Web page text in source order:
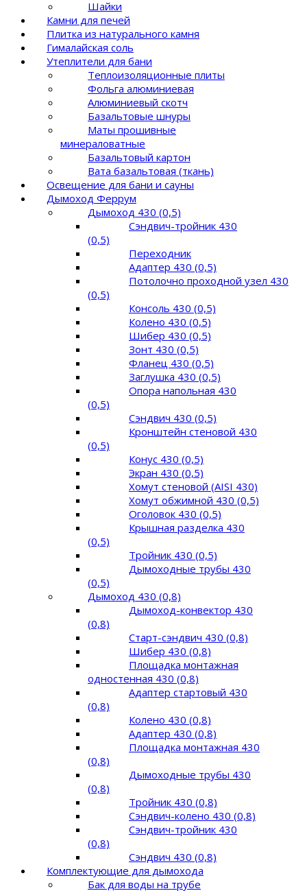
Шайки
Камни для печей
Плитка из натурального камня
Гималайская соль
Утеплители для бани
Теплоизоляционные плиты
Фольга алюминиевая
Алюминиевый скотч
Базальтовые шнуры
Маты прошивные
минераловатные
Базальтовый картон
Вата базальтовая (ткань)
Освещение для бани и сауны
Дымоход Феррум
Дымоход 430 (0,5)
Сэндвич-тройник 430
(0,5)
Переходник
Адаптер 430 (0,5)
Потолочно проходной узел 430
(0,5)
Консоль 430 (0,5)
Колено 430 (0,5)
Шибер 430 (0,5)
Зонт 430 (0,5)
Фланец 430 (0,5)
Заглушка 430 (0,5)
Опора напольная 430
(0,5)
Сэндвич 430 (0,5)
Кронштейн стеновой 430
(0,5)
Конус 430 (0,5)
Экран 430 (0,5)
Хомут стеновой (AISI 430)
Хомут обжимной 430 (0,5)
Оголовок 430 (0,5)
Крышная разделка 430
(0,5)
Тройник 430 (0,5)
Дымоходные трубы 430
(0,5)
Дымоход 430 (0,8)
Дымоход-конвектор 430
(0,8)
Старт-сэндвич 430 (0,8)
Шибер 430 (0,8)
Площадка монтажная
одностенная 430 (0,8)
Адаптер стартовый 430
(0,8)
Колено 430 (0,8)
Адаптер 430 (0,8)
Площадка монтажная 430
(0,8)
Дымоходные трубы 430
(0,8)
Тройник 430 (0,8)
Сэндвич-колено 430 (0,8)
Сэндвич-тройник 430
(0,8)
Сэндвич 430 (0,8)
Комплектующие для дымохода
Бак для воды на трубе